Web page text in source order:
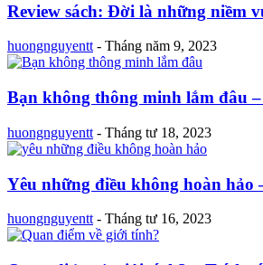
Review sách: Đời là những niềm
huongnguyentt - Tháng năm 9, 2023
Bạn không thông minh lắm đâu
huongnguyentt - Tháng tư 18, 2023
Yêu những điều không hoàn hảo
huongnguyentt - Tháng tư 16, 2023